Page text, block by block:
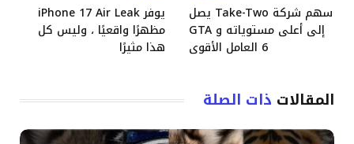
سهم شركة Take-Two يصل
إلى أعلى مستوياته و GTA
6 العامل الأقوى
يوفر iPhone 17 Air Leak
مظهرًا واقعيًا ، وليس كل
هذا مثيرًا
المقالات ذات الصلة